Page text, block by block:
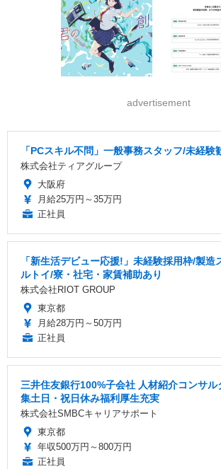
advertisement
「PCスキル不問」一般事務スタッフ/未経験
株式会社ティアグループ
大阪府
月給25万円～35万円
正社員
「新生活デビュー応援!」未経験採用枠/製造
ルトイ/寮・社宅・家賃補助あり
株式会社RIOT GROUP
東京都
月給28万円～50万円
正社員
三井住友銀行100%子会社 人材紹介コンサ
集土日・祝日休み福利厚生充実
株式会社SMBCキャリアサポート
東京都
年収500万円～800万円
正社員